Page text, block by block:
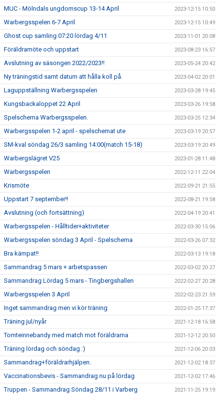
MUC - Mölndals ungdomscup 13-14 April 2023-12-15 10:50
Warbergsspelen 6-7 April 2023-12-15 10:49
Ghost cup samling 07:20 lördag 4/11 2023-11-01 20:08
Föräldramöte och uppstart 2023-08-23 16:57
Avslutning av säsongen 2022/2023!! 2023-05-24 20:42
Ny träningstid samt datum att hålla koll på. 2023-04-02 20:01
Laguppställning Warbergsspelen 2023-03-28 19:45
Kungsbackaloppet 22 April 2023-03-26 19:58
Spelschema Warbergsspelen. 2023-03-25 12:34
Warbergsspelen 1-2 april - spelschemat ute 2023-03-19 20:57
SM-kval söndag 26/3 samling 14:00(match 15-18) 2023-03-19 20:49
Warbergslägret V25 2023-01-28 11:48
Warbergsspelen 2022-12-11 22:04
Krismöte 2022-09-21 21:55
Uppstart 7 september!! 2022-08-21 19:58
Avslutning (och fortsättning) 2022-04-19 20:41
Warbergsspelen - Hålltider+aktiviteter 2022-03-30 15:06
Warbergsspelen söndag 3 April - Spelschema 2022-03-26 07:32
Bra kämpat!! 2022-03-13 19:18
Sammandrag 5 mars + arbetspassen 2022-03-02 20:27
Sammandrag Lördag 5 mars - Tingbergshallen 2022-02-27 20:28
Warbergsspelen 3 April 2022-02-23 21:59
Inget sammandrag men vi kör träning 2022-01-25 17:37
Träning jul/nyår 2021-12-18 16:58
Tomteinnebandy med match mot föräldrarna 2021-12-12 20:50
Träning lördag och söndag :) 2021-12-06 20:03
Sammandrag+föräldrarhjälpen. 2021-12-02 18:37
Vaccinationsbevis - Sammandrag nu på lördag 2021-12-02 17:46
Truppen - Sammandrag Söndag 28/11 i Varberg 2021-11-25 19:19